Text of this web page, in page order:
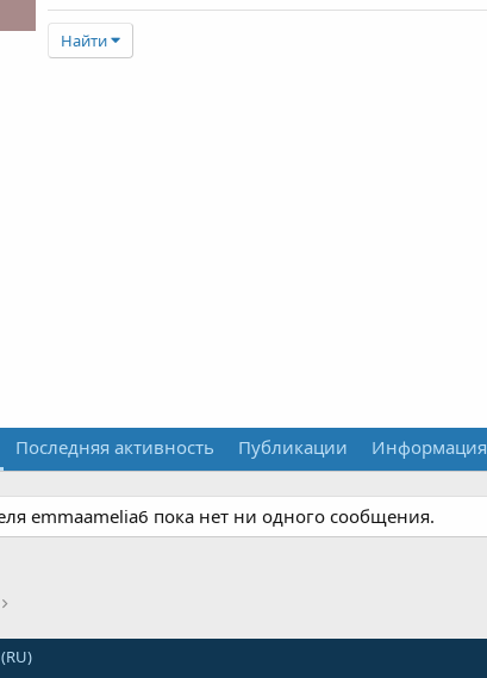
Найти
Последняя активность Публикации Информация
emmaamelia6 пока нет ни одного сообщения.